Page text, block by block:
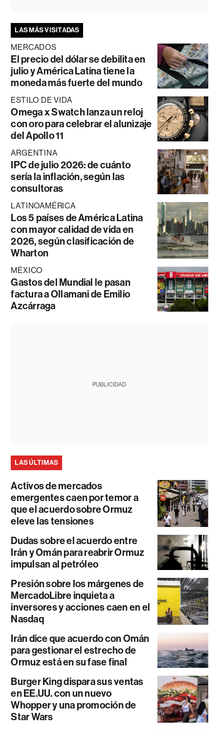
LAS MÁS VISITADAS
MERCADOS
El precio del dólar se debilita en
julio y América Latina tiene la
moneda más fuerte del mundo
ESTILO DE VIDA
Omega x Swatch lanza un reloj
con oro para celebrar el alunizaje
del Apollo 11
ARGENTINA
IPC de julio 2026: de cuánto
sería la inflación, según las
consultoras
LATINOAMÉRICA
Los 5 países de América Latina
con mayor calidad de vida en
2026, según clasificación de
Wharton
MÉXICO
Gastos del Mundial le pasan
factura a Ollamani de Emilio
Azcárraga
PUBLICIDAD
LAS ÚLTIMAS
Activos de mercados
emergentes caen por temor a
que el acuerdo sobre Ormuz
eleve las tensiones
Dudas sobre el acuerdo entre
Irán y Omán para reabrir Ormuz
impulsan al petróleo
Presión sobre los márgenes de
MercadoLibre inquieta a
inversores y acciones caen en el
Nasdaq
Irán dice que acuerdo con Omán
para gestionar el estrecho de
Ormuz está en su fase final
Burger King dispara sus ventas
en EE.UU. con un nuevo
Whopper y una promoción de
Star Wars